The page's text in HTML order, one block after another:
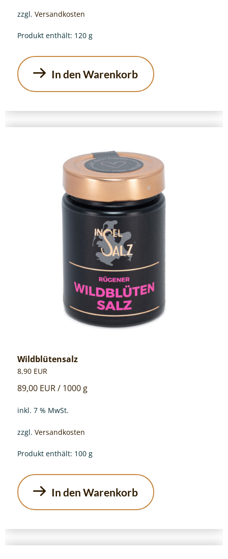
zzgl. Versandkosten
Produkt enthält: 120 g
In den Warenkorb
Wildblütensalz
8,90 EUR
89,00 EUR/ 1000 g
inkl. 7 % MwSt.
zzgl. Versandkosten
Produkt enthält: 100 g
In den Warenkorb